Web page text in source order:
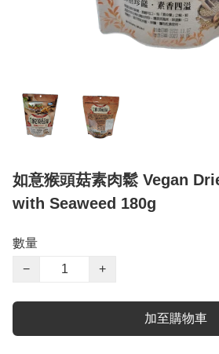
如意猴頭菇素肉鬆 Vegan
with Seaweed 180g
數量
−
+
加至購物車